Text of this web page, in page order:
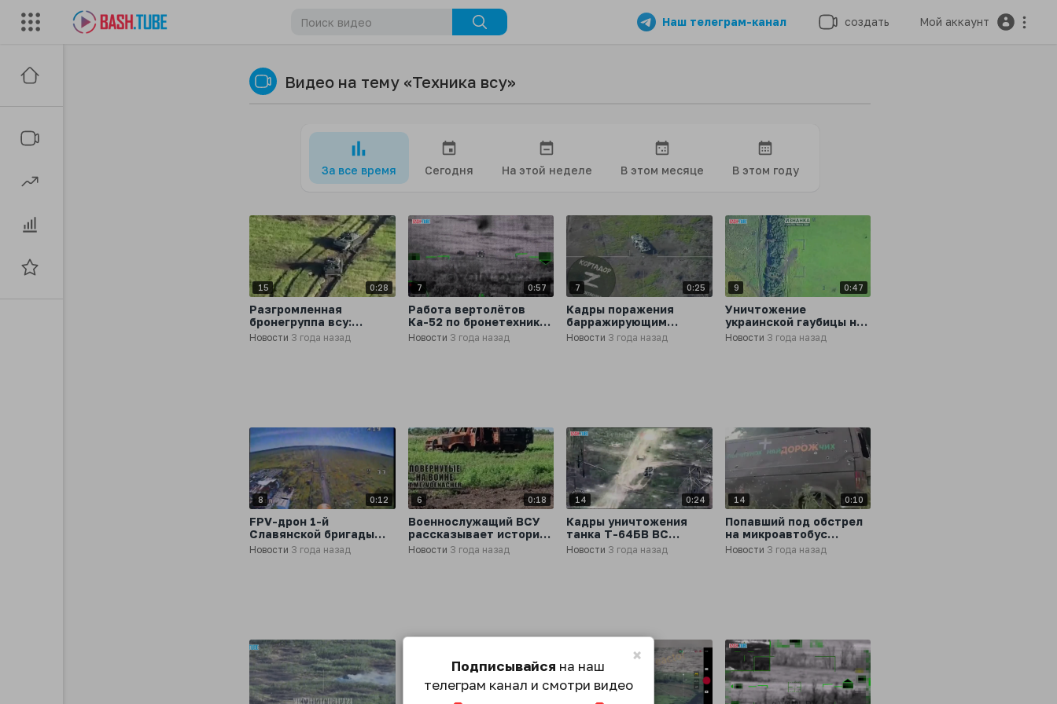
Наш телеграм-канал создать Мой аккаунт
Видео на тему «Техника всу»
За все время Сегодня На этой неделе В этом месяце В этом году
15 0:28
‍Разгромленная
бронегруппа всу:
брошенные
американские БМП
Новости 3 года назад
7 0:57
Работа вертолётов
Ка-52 по бронетехнике
ВСУ на Времевском
Новости 3 года назад
7 0:25
Кадры поражения
барражирующим
боеприпасом «Ланцет»
Новости 3 года назад
9 0:47
Уничтожение
украинской гаубицы на
Бахмутском
направлении
Новости 3 года назад
8 0:12
FPV-дрон 1-й
Славянской бригады
наносит удар в спину
украинскому танку на
Новости 3 года назад
6 0:18
Военнослужащий ВСУ
рассказывает историю
одного
бронеавтомобиля
Новости 3 года назад
14 0:24
Кадры уничтожения
танка Т-64БВ ВС
Украины с помощью
применения FPV-дрона
Новости 3 года назад
14 0:10
Попавший под обстрел
на микроавтобус
всушников
Новости 3 года назад
×
Подписывайся на наш
телеграм канал и смотри видео